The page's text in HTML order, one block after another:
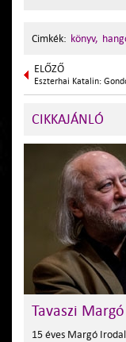
Cimkék: könyv,
ELŐZŐ
Eszterhai Katalin:
CIKKAJÁNLÓ
Tavaszi
15 éves Margó